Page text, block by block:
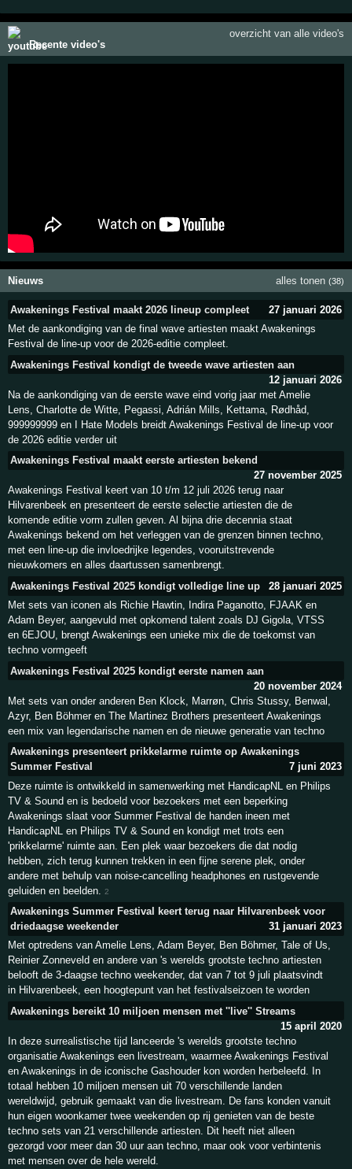
Recente video's
overzicht van alle video's
Nieuws alles tonen (38)
Awakenings Festival maakt 2026 lineup compleet
27 januari 2026
Met de aankondiging van de final wave artiesten maakt Awakenings
Festival de line-up voor de 2026-editie compleet.
Awakenings Festival kondigt de tweede wave artiesten aan
12 januari 2026
Na de aankondiging van de eerste wave eind vorig jaar met Amelie
Lens, Charlotte de Witte, Pegassi, Adrián Mills, Kettama, Rødhåd,
999999999 en I Hate Models breidt Awakenings Festival de line-up voor
de 2026 editie verder uit
Awakenings Festival maakt eerste artiesten bekend
27 november 2025
Awakenings Festival keert van 10 t/m 12 juli 2026 terug naar
Hilvarenbeek en presenteert de eerste selectie artiesten die de
komende editie vorm zullen geven. Al bijna drie decennia staat
Awakenings bekend om het verleggen van de grenzen binnen techno,
met een line-up die invloedrijke legendes, vooruitstrevende
nieuwkomers en alles daartussen samenbrengt.
Awakenings Festival 2025 kondigt volledige line up
28 januari 2025
Met sets van iconen als Richie Hawtin, Indira Paganotto, FJAAK en
Adam Beyer, aangevuld met opkomend talent zoals DJ Gigola, VTSS
en 6EJOU, brengt Awakenings een unieke mix die de toekomst van
techno vormgeeft
Awakenings Festival 2025 kondigt eerste namen aan
20 november 2024
Met sets van onder anderen Ben Klock, Marrøn, Chris Stussy, Benwal,
Azyr, Ben Böhmer en The Martinez Brothers presenteert Awakenings
een mix van legendarische namen en de nieuwe generatie van techno
Awakenings presenteert prikkelarme ruimte op Awakenings
Summer Festival
7 juni 2023
Deze ruimte is ontwikkeld in samenwerking met HandicapNL en Philips
TV & Sound en is bedoeld voor bezoekers met een beperking
Awakenings slaat voor Summer Festival de handen ineen met
HandicapNL en Philips TV & Sound en kondigt met trots een
'prikkelarme' ruimte aan. Een plek waar bezoekers die dat nodig
hebben, zich terug kunnen trekken in een fijne serene plek, onder
andere met behulp van noise-cancelling headphones en rustgevende
geluiden en beelden.2
Awakenings Summer Festival keert terug naar Hilvarenbeek voor
driedaagse weekender
31 januari 2023
Met optredens van Amelie Lens, Adam Beyer, Ben Böhmer, Tale of Us,
Reinier Zonneveld en andere van 's werelds grootste techno artiesten
belooft de 3-daagse techno weekender, dat van 7 tot 9 juli plaatsvindt
in Hilvarenbeek, een hoogtepunt van het festivalseizoen te worden
Awakenings bereikt 10 miljoen mensen met ''live'' Streams
15 april 2020
In deze surrealistische tijd lanceerde 's werelds grootste techno
organisatie Awakenings een livestream, waarmee Awakenings Festival
en Awakenings in de iconische Gashouder kon worden herbeleefd. In
totaal hebben 10 miljoen mensen uit 70 verschillende landen
wereldwijd, gebruik gemaakt van die livestream. De fans konden vanuit
hun eigen woonkamer twee weekenden op rij genieten van de beste
techno sets van 21 verschillende artiesten. Dit heeft niet alleen
gezorgd voor meer dan 30 uur aan techno, maar ook voor verbintenis
met mensen over de hele wereld.